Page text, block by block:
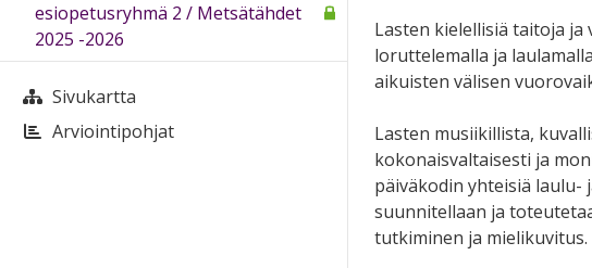
Lasten kielellisiä taitoja
loruttelemalla ja
aikuisten välisen
Lasten musiikillista,
kokonaisvaltaisesti ja
päiväkodin yhteisiä laulu-
suunnitellaan ja
tutkiminen ja mielikuvitus.
esiopetusryhmä 2 / Metsätähdet
2025 -2026
Sivukartta
Arviointipohjat